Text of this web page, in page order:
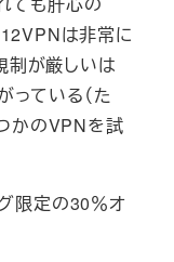
は非常に
制が厳しいは
っている（た
かのVPNを試
限定の30％オ